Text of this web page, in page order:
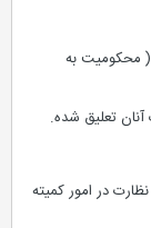
به
تعلیق شده.
در امور کمیته